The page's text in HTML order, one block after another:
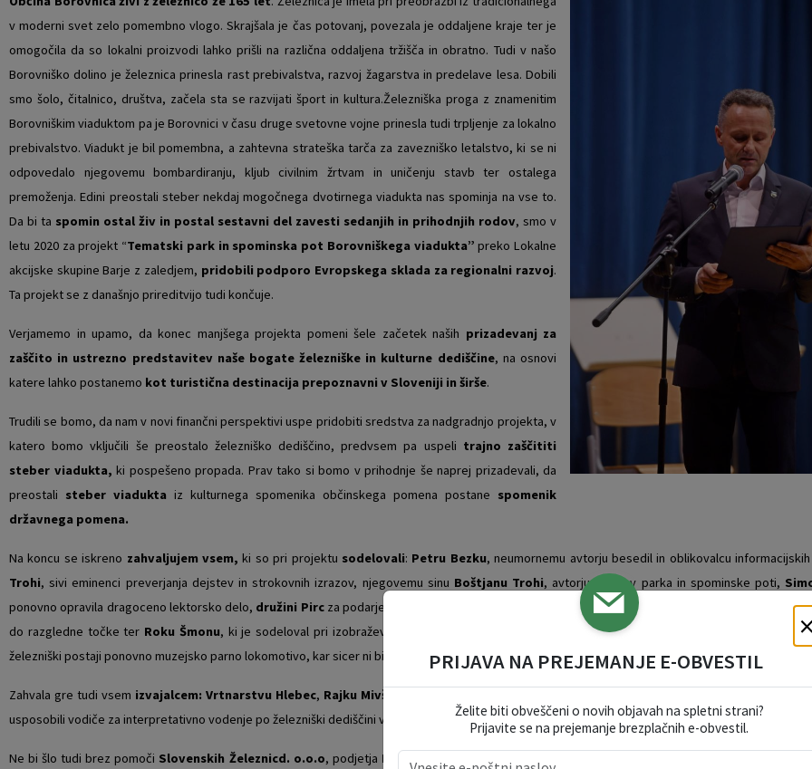
v moderni svet zelo pomembno vlogo. Skrajšala je čas potovanj, povezala je oddaljene kraje ter je
omogočila da so lokalni proizvodi lahko prišli na različna oddaljena tržišča in obratno. Tudi v našo
Borovniško dolino je železnica prinesla rast prebivalstva, razvoj žagarstva in predelave lesa. Dobili
smo šolo, čitalnico, društva, začela sta se razvijati šport in kultura.Železniška proga z znamenitim
Borovniškim viaduktom pa je Borovnici v času druge svetovne vojne prinesla tudi trpljenje za lokalno
prebivalstvo. Viadukt je bil pomembna, a zahtevna strateška tarča za zavezniško letalstvo, ki se ni
odpovedalo njegovemu bombardiranju, kljub civilnim žrtvam in uničenju stavb ter ostalega
premoženja. Edini preostali steber nekdaj mogočnega dvotirnega viadukta nas spominja na vse to.
Da bi ta spomin ostal živ in postal sestavni del zavesti sedanjih in prihodnjih rodov, smo v
letu 2020 za projekt “Tematski park in spominska pot Borovniškega viadukta” preko Lokalne
akcijske skupine Barje z zaledjem, pridobili podporo Evropskega sklada za regionalni razvoj.
Ta projekt se z današnjo prireditvijo tudi končuje.
Verjamemo in upamo, da konec manjšega projekta pomeni šele začetek naših prizadevanj za
zaščito in ustrezno predstavitev naše bogate železniške in kulturne dediščine, na osnovi
katere lahko postanemo kot turistična destinacija prepoznavni v Sloveniji in širše.
Trudili se bomo, da nam v novi finančni perspektivi uspe pridobiti sredstva za nadgradnjo projekta, v
katero bomo vključili še preostalo železniško dediščino, predvsem pa uspeli trajno zaščititi
steber viadukta, ki pospešeno propada. Prav tako si bomo v prihodnje še naprej prizadevali, da
preostali steber viadukta iz kulturnega spomenika občinskega pomena postane spomenik
državnega pomena.
Na koncu se iskreno zahvaljujem vsem, ki so pri projektu sodelovali: Petru Bezku, neumornemu avtorju besedil in oblikovalcu
Trohi, sivi eminenci preverjanja dejstev in strokovnih izrazov, njegovemu sinu Boštjanu Trohi, avtorju načrtov parka in spominske poti,
ponovno opravila dragoceno lektorsko delo, družini Pircza podarjene grmičke borovnic, Turističnemu društvu Borovnica
za ureditev pešpoti
do razgledne točke ter Roku Šmonu, ki je sodeloval pri izobraževanju o parnih lokomotivah in ima poleg Bogomirja Trohe velike zasluge, da
železniški postaji ponovno muzejsko parno lokomotivo, kar sicer ni bil sestavni del projekta.
Zahvala gre tudi vsem izvajalcem: Vrtnarstvu Hlebec, Rajku Mivšku
iz podjetja AD Tisk ter obema predavateljicama iz
usposobili vodiče za interpretativno vodenje po železniški dediščini v naši občini –ddr. Vereni Perkoinmag. Bredi Podbrežnik Vukmir.
Ne bi šlo tudi brez pomoči Slovenskih Železnicd. o.o.o, podjetja Metallmar d. o.o.in
. Zahvala gre
Vaški odbori
Naselja v občini
Organigram
Temeljni akti občine
Strateški dokumenti
Katalog informacij javnega značaja
Notranja prijava po Zakonu o zaščiti prijaviteljev
Zero waste občina
Prostorski akti občine
Predpisi in odloki
Občinski časopis
Lokalne volitve
×
PRIJAVA NA PREJEMANJE E-OBVESTIL
Želite biti obveščeni o novih objavah na spletni strani?
Prijavite se na prejemanje brezplačnih e-obvestil.